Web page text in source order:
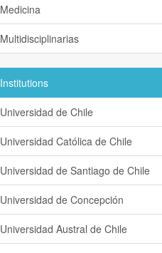
Medicina
Multidisciplinarias
Institutions
Universidad de Chile
Universidad Católica de Chile
Universidad de Santiago de Chile
Universidad de Concepción
Universidad Austral de Chile